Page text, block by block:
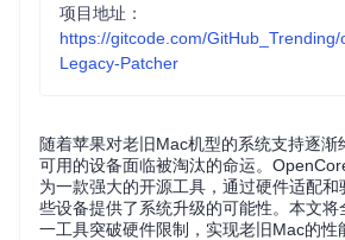
项目地址：
https://gitcode.com/
Legacy-Patcher
随着苹果对老旧Mac机型的系统支持逐渐
可用的设备面临被淘汰的命运。
为一款强大的开源工具，通过硬件适配
些设备提供了系统升级的可能性。本文
一工具突破硬件限制，实现老旧Mac的性